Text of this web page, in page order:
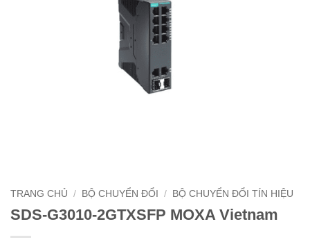
TRANG CHỦ / BỘ CHUYỂN ĐỔI / BỘ CHUYỂN ĐỔI TÍN HIỆU
SDS-G3010-2GTXSFP MOXA Vietnam